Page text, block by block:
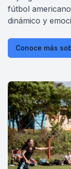
fútbol
dinámico y
Conoce más